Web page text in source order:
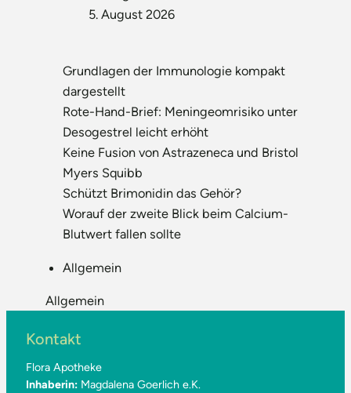
5. August 2026
Grundlagen der Immunologie kompakt
dargestellt
Rote-Hand-Brief: Meningeomrisiko unter
Desogestrel leicht erhöht
Keine Fusion von Astrazeneca und Bristol
Myers Squibb
Schützt Brimonidin das Gehör?
Worauf der zweite Blick beim Calcium-
Blutwert fallen sollte
Allgemein
Allgemein
Kontakt
Flora Apotheke
Inhaberin: Magdalena Goerlich e.K.